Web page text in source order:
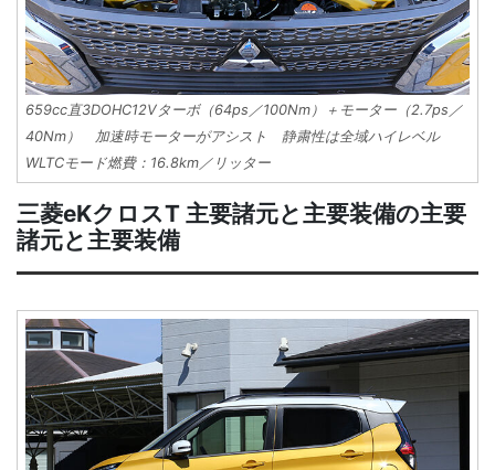
659cc直3DOHC12Vターボ（64ps／100Nm）＋モーター（2.7ps／
40Nm） 加速時モーターがアシスト 静粛性は全域ハイレベル
WLTCモード燃費：16.8km／リッター
三菱eKクロスT 主要諸元と主要装備の主要
諸元と主要装備